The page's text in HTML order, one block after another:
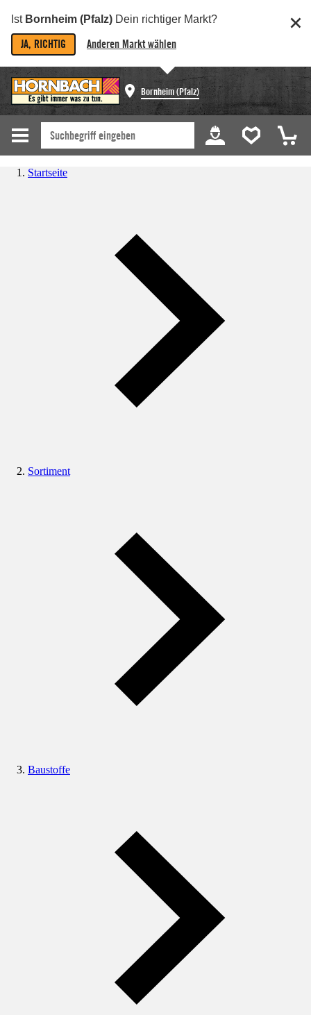
Ist Bornheim (Pfalz) Dein richtiger Markt?
JA, RICHTIG Anderen Markt wählen
Bornheim (Pfalz)
Startseite
Sortiment
Baustoffe